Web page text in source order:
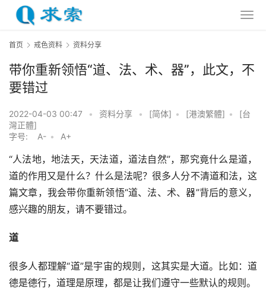
首页 戒色资料 资料分享
带你重新领悟“道、法、术、器”，此文，不
要错过
2022-04-03 00:47 • 资料分享 • [简体] • [港澳繁體] •
[台
灣正體]
字号:
A- • A+
“人法地，地法天，天法道，道法自然”，那究竟什么是道，
道的作用又是什么？什么是法呢？很多人分不清道和法，这
篇文章，我会带你重新领悟“道、法、术、器”背后的意义，
感兴趣的朋友，请不要错过。
道
很多人都理解“道”是宇宙的规则，这其实是大道。比如：道
德是德行，道理是原理，都是让我们遵守一些默认的规则。